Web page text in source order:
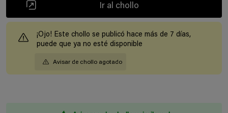
Ir al chollo
¡Ojo! Este chollo se publicó hace más de 7 días,
puede que ya no esté disponible
Avisar de chollo agotado